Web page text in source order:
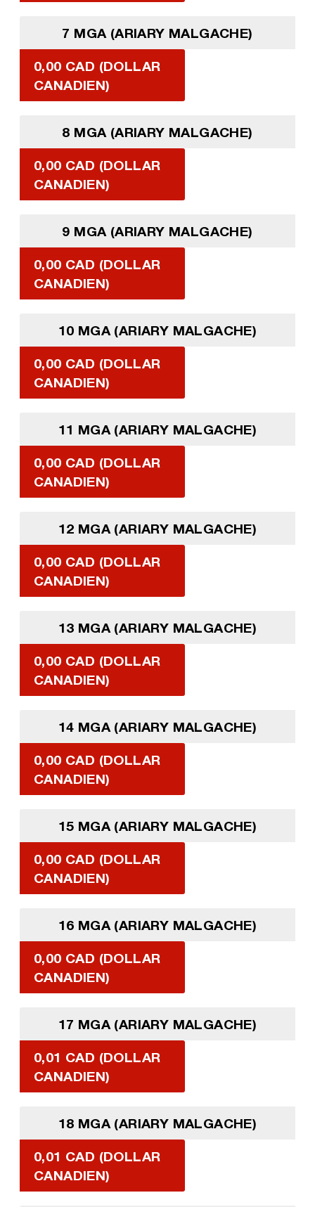
7 MGA (ARIARY MALGACHE)
0,00 CAD (DOLLAR
CANADIEN)
8 MGA (ARIARY MALGACHE)
0,00 CAD (DOLLAR
CANADIEN)
9 MGA (ARIARY MALGACHE)
0,00 CAD (DOLLAR
CANADIEN)
10 MGA (ARIARY MALGACHE)
0,00 CAD (DOLLAR
CANADIEN)
11 MGA (ARIARY MALGACHE)
0,00 CAD (DOLLAR
CANADIEN)
12 MGA (ARIARY MALGACHE)
0,00 CAD (DOLLAR
CANADIEN)
13 MGA (ARIARY MALGACHE)
0,00 CAD (DOLLAR
CANADIEN)
14 MGA (ARIARY MALGACHE)
0,00 CAD (DOLLAR
CANADIEN)
15 MGA (ARIARY MALGACHE)
0,00 CAD (DOLLAR
CANADIEN)
16 MGA (ARIARY MALGACHE)
0,00 CAD (DOLLAR
CANADIEN)
17 MGA (ARIARY MALGACHE)
0,01 CAD (DOLLAR
CANADIEN)
18 MGA (ARIARY MALGACHE)
0,01 CAD (DOLLAR
CANADIEN)